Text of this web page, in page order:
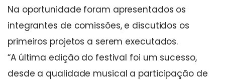
Na oportunidade foram apresentados os
integrantes de comissões, e discutidos os
primeiros projetos a serem executados.
“A última edição do festival foi um sucesso,
desde a qualidade musical a participação de